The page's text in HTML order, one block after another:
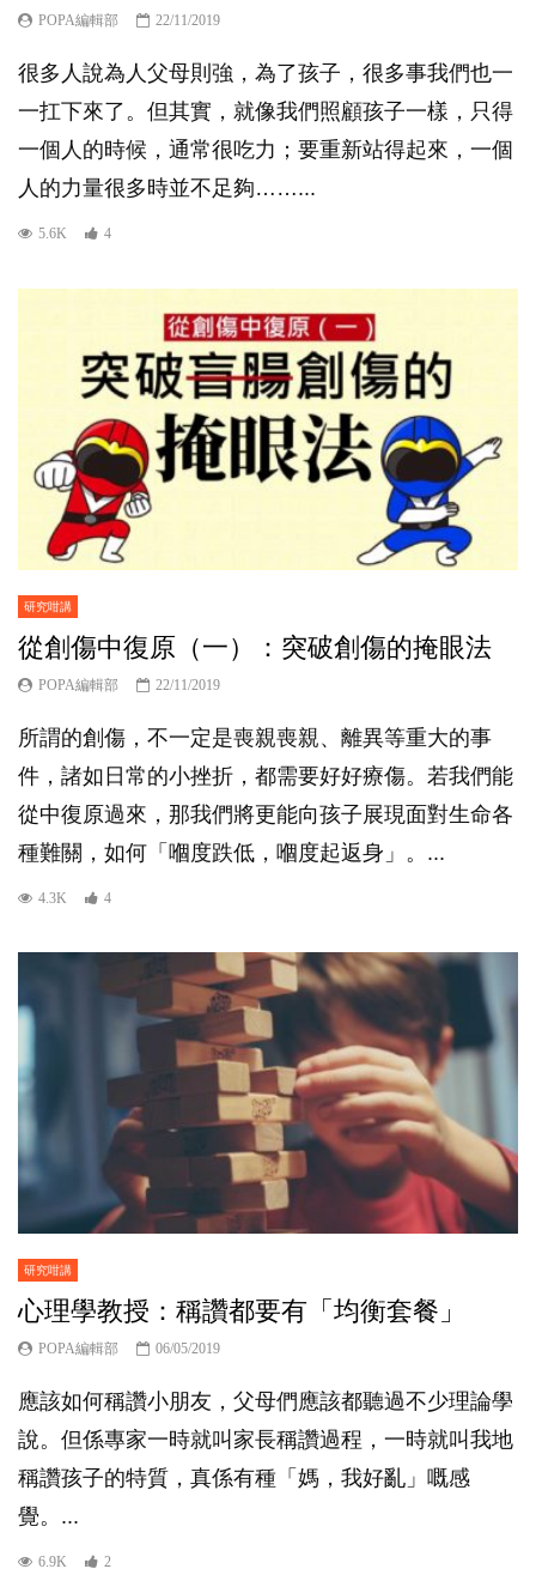
POPA編輯部 22/11/2019
很多人說為人父母則強，為了孩子，很多事我們也一
一扛下來了。但其實，就像我們照顧孩子一樣，只得
一個人的時候，通常很吃力；要重新站得起來，一個
人的力量很多時並不足夠……...
5.6K 4
研究咁講
從創傷中復原（一）：突破創傷的掩眼法
POPA編輯部 22/11/2019
所謂的創傷，不一定是喪親喪親、離異等重大的事
件，諸如日常的小挫折，都需要好好療傷。若我們能
從中復原過來，那我們將更能向孩子展現面對生命各
種難關，如何「嗰度跌低，嗰度起返身」。...
4.3K 4
研究咁講
心理學教授：稱讚都要有「均衡套餐」
POPA編輯部 06/05/2019
應該如何稱讚小朋友，父母們應該都聽過不少理論學
說。但係專家一時就叫家長稱讚過程，一時就叫我地
稱讚孩子的特質，真係有種「媽，我好亂」嘅感
覺。...
6.9K 2